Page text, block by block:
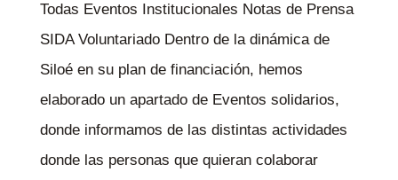
Todas Eventos Institucionales Notas de Prensa
SIDA Voluntariado Dentro de la dinámica de
Siloé en su plan de financiación, hemos
elaborado un apartado de Eventos solidarios,
donde informamos de las distintas actividades
donde las personas que quieran colaborar